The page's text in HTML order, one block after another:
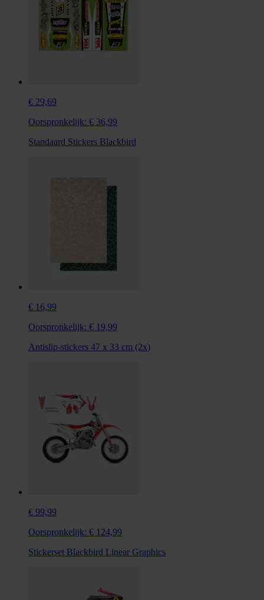
€ 29,69
Oorspronkelijk: € 36,99
Standaard Stickers Blackbird
€ 16,99
Oorspronkelijk: € 19,99
Antislip-stickers 47 x 33 cm (2x)
€ 99,99
Oorspronkelijk: € 124,99
Stickerset Blackbird Linear Graphics